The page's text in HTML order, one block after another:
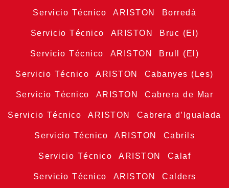
Servicio Técnico ARISTON Borredà
Servicio Técnico ARISTON Bruc (El)
Servicio Técnico ARISTON Brull (El)
Servicio Técnico ARISTON Cabanyes (Les)
Servicio Técnico ARISTON Cabrera de Mar
Servicio Técnico ARISTON Cabrera d’Igualada
Servicio Técnico ARISTON Cabrils
Servicio Técnico ARISTON Calaf
Servicio Técnico ARISTON Calders